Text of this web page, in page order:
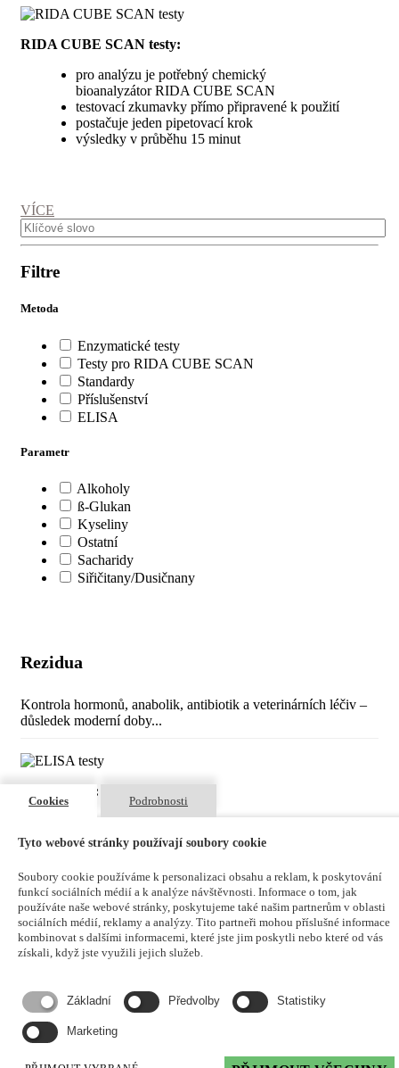
RIDA CUBE SCAN testy:
pro analýzu je potřebný chemický
bioanalyzátor RIDA CUBE SCAN
testovací zkumavky přímo připravené k použití
postačuje jeden pipetovací krok
výsledky v průběhu 15 minut
VÍCE
Filtre
Metoda
Enzymatické testy
Testy pro RIDA CUBE SCAN
Standardy
Příslušenství
ELISA
Parametr
Alkoholy
ß-Glukan
Kyseliny
Ostatní
Sacharidy
Siřičitany/Dusičnany
Rezidua
Kontrola hormonů, anabolik, antibiotik a veterinárních léčiv –
důsledek moderní doby...
ELISA testy:
kvantitativní stanovení
analýza jednotlivých antibiotik nebo celých skupin
analýza hormonů, anabolik a veterinárních léčiv
aplikace pro různé matrice
testy od renomovaných výrobcůR-Biopharm
a EuroProxima
kvalitativní stanovení širokého spektra ATB založené
na inhibici mikrobiálního růstu
rychlá a jednoduchá manipulace
nevyžaduje složité lab. vybavení
Cookies Podrobnosti
Tyto webové stránky používají soubory cookie
Soubory cookie používáme k personalizaci obsahu a reklam, k poskytování
funkcí sociálních médií a k analýze návštěvnosti. Informace o tom, jak
používáte naše webové stránky, poskytujeme také našim partnerům v oblasti
sociálních médií, reklamy a analýzy. Tito partneři mohou příslušné informace
kombinovat s dalšími informacemi, které jste jim poskytli nebo které od vás
získali, když jste využili jejich služeb.
Základní Předvolby Statistiky
Marketing